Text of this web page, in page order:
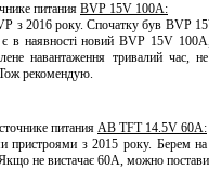
питания BVP 15V 100A:
з 2016 року. Спочатку був BVP
є в наявності новий BVP 15V
навантаження тривалий час,
рекомендую.
питания AB TFT 14.5V 60A:
пристроями з 2015 року. Берем
не вистачає 60А, можно